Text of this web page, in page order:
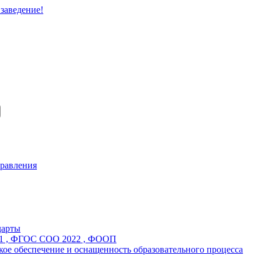
, ФГОС СОО 2022 , ФООП
обеспечение и оснащенность образовательного процесса